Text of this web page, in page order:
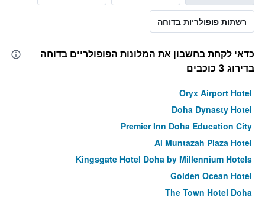
רשתות פופולריות בדוחה
כדאי לקחת בחשבון את המלונות הפופולריים בדוחה
בדירוג 3 כוכבים
Oryx Airport Hotel
Doha Dynasty Hotel
Premier Inn Doha Education City
Al Muntazah Plaza Hotel
Kingsgate Hotel Doha by Millennium Hotels
Golden Ocean Hotel
The Town Hotel Doha